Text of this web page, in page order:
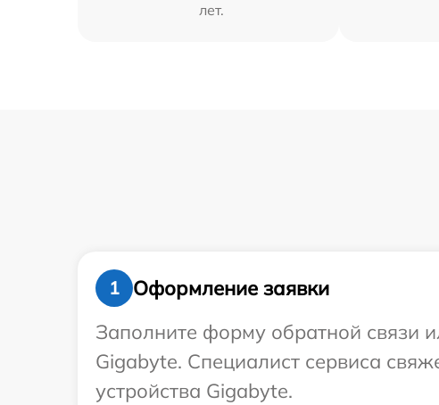
лет.
1
Оформление заявки
Заполните форму обратной связи
Gigabyte. Специалист сервиса
устройства Gigabyte.